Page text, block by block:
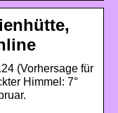
(Vorhersage für
Himmel: 7°